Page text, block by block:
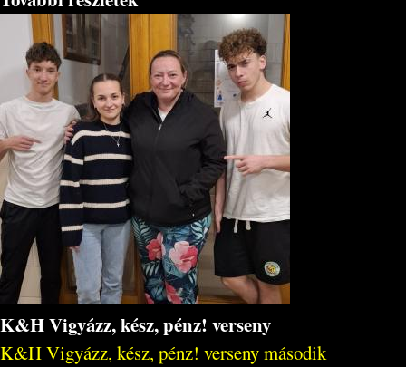
K&H Vigyázz, kész, pénz! verseny
K&H Vigyázz, kész, pénz! verseny második